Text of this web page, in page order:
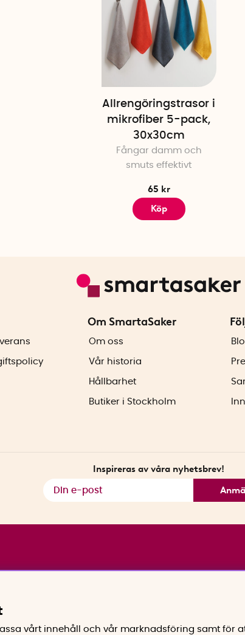
Allrengöringstrasor i
mikrofiber 5-pack,
30x30cm
Fångar damm och
smuts effektivt
65 kr
Köp
Om SmartaSaker
Om oss
Vår historia
Hållbarhet
Butiker i Stockholm
Inspireras av våra nyhetsbrev!
vårt innehåll och vår marknadsföring samt för